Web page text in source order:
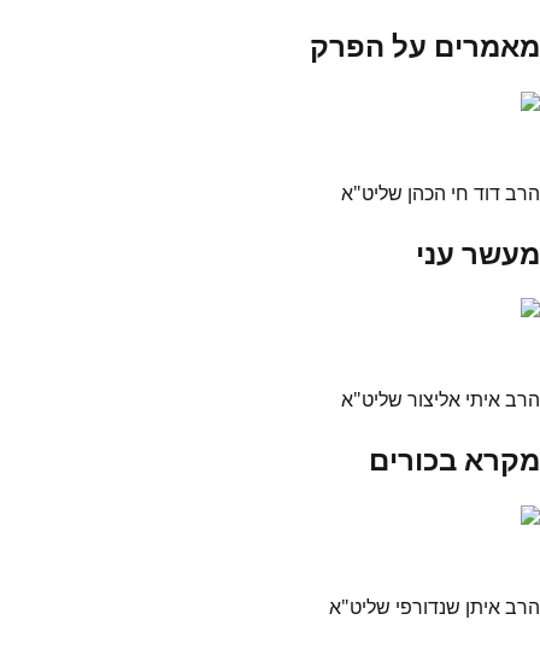
מאמרים על הפרק
הרב דוד חי הכהן שליט"א
מעשר עני
הרב איתי אליצור שליט"א
מקרא בכורים
הרב איתן שנדורפי שליט"א